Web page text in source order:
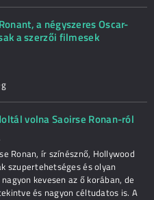
a négyszeres Oscar-
a szerzői filmesek
volna Saoirse Ronan-ról
Ronan, ír színésznő, Hollywood
szupertehetséges és olyan
kevesen az ő korában, de
és nagyon céltudatos is. A